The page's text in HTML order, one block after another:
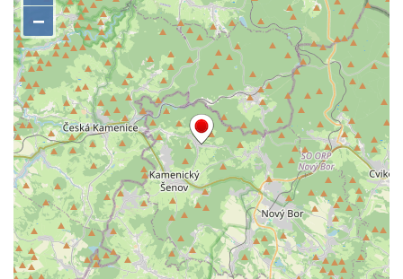
Kenotaf Josefa Stolle na hřbitově v Dolním
Podluží
Pomník obětem 1. světové války na
židovském hřbitově v Mostě
Hrob Aloise Podrábského na hřbitově v
Račicích
Pamětní deska Miroslava Švice na domě
čp. 43 v Lužci nad Vltavou
Pomník obětem 2. světové války v ulici 1.
máje v Lužci nad Vltavou
Pomník obětem válek v ulici 1. máje v Lužci